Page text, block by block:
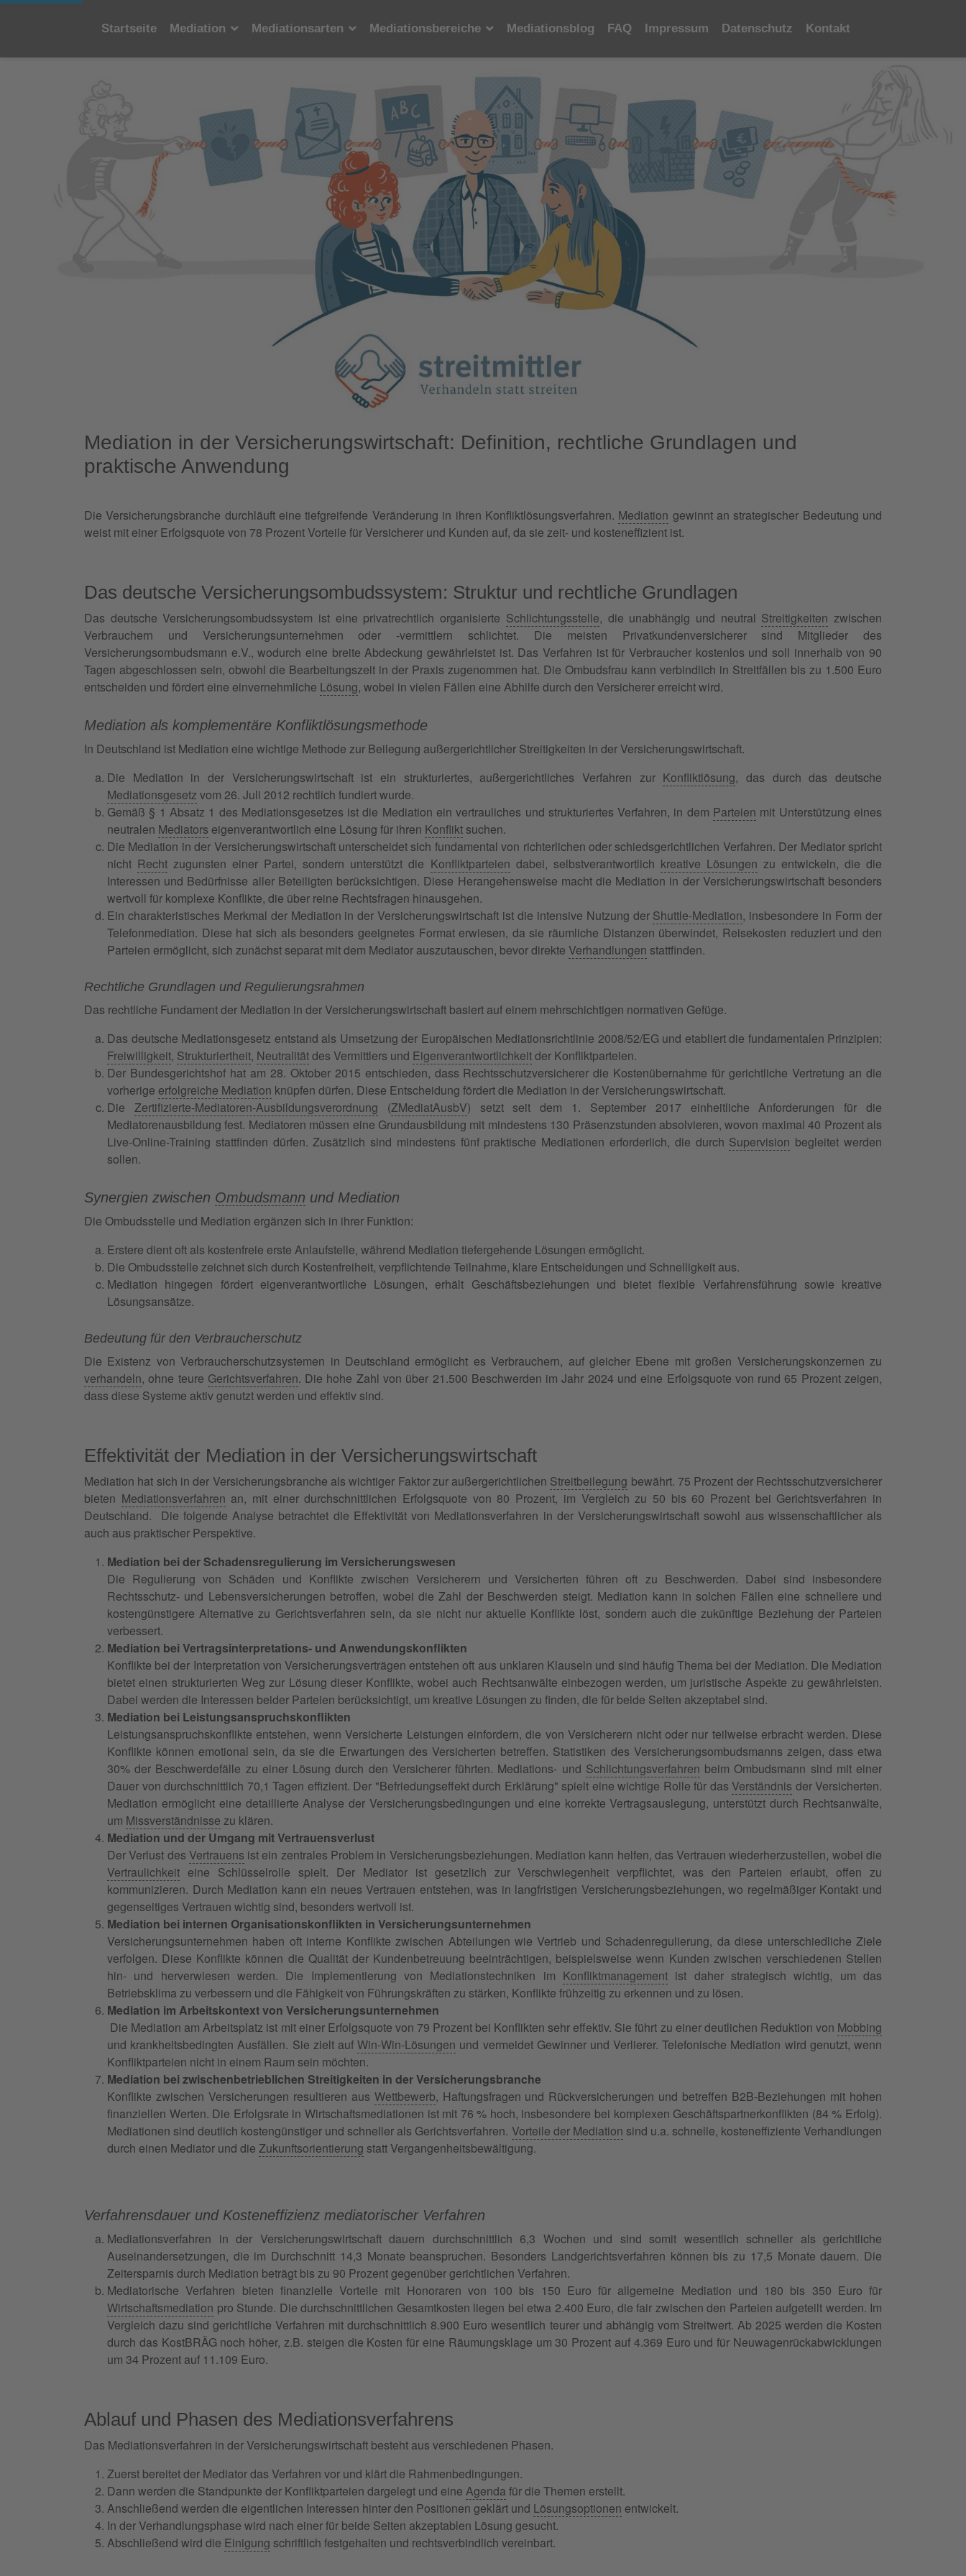
Startseite Mediation Mediationsarten Mediationsbereiche Mediationsblog FAQ Impressum Datenschutz Kontakt
Mediation in der Versicherungswirtschaft: Definition, rechtliche Grundlagen und
praktische Anwendung
Die Versicherungsbranche durchläuft eine tiefgreifende Veränderung in ihren Konfliktlösungsverfahren. Mediation gewinnt an strategischer Bedeutung und
weist mit einer Erfolgsquote von 78 Prozent Vorteile für Versicherer und Kunden auf, da sie zeit- und kosteneffizient ist.
Das deutsche Versicherungsombudssystem: Struktur und rechtliche Grundlagen
Das deutsche Versicherungsombudssystem ist eine privatrechtlich organisierte Schlichtungsstelle, die unabhängig und neutral Streitigkeiten zwischen
Verbrauchern und Versicherungsunternehmen oder -vermittlern schlichtet. Die meisten Privatkundenversicherer sind Mitglieder des
Versicherungsombudsmann e.V., wodurch eine breite Abdeckung gewährleistet ist. Das Verfahren ist für Verbraucher kostenlos und soll innerhalb von 90
Tagen abgeschlossen sein, obwohl die Bearbeitungszeit in der Praxis zugenommen hat. Die Ombudsfrau kann verbindlich in Streitfällen bis zu 1.500 Euro
entscheiden und fördert eine einvernehmliche Lösung, wobei in vielen Fällen eine Abhilfe durch den Versicherer erreicht wird.
Mediation als komplementäre Konfliktlösungsmethode
In Deutschland ist Mediation eine wichtige Methode zur Beilegung außergerichtlicher Streitigkeiten in der Versicherungswirtschaft.
Die Mediation in der Versicherungswirtschaft ist ein strukturiertes, außergerichtliches Verfahren zur Konfliktlösung, das durch das deutsche
Mediationsgesetz vom 26. Juli 2012 rechtlich fundiert wurde.
Gemäß § 1 Absatz 1 des Mediationsgesetzes ist die Mediation ein vertrauliches und strukturiertes Verfahren, in dem Parteien mit Unterstützung eines
neutralen Mediators eigenverantwortlich eine Lösung für ihren Konflikt suchen.
Die Mediation in der Versicherungswirtschaft unterscheidet sich fundamental von richterlichen oder schiedsgerichtlichen Verfahren. Der Mediator spricht
nicht Recht zugunsten einer Partei, sondern unterstützt die Konfliktparteien dabei, selbstverantwortlich kreative Lösungen zu entwickeln, die die
Interessen und Bedürfnisse aller Beteiligten berücksichtigen. Diese Herangehensweise macht die Mediation in der Versicherungswirtschaft besonders
wertvoll für komplexe Konflikte, die über reine Rechtsfragen hinausgehen.
Ein charakteristisches Merkmal der Mediation in der Versicherungswirtschaft ist die intensive Nutzung der Shuttle-Mediation, insbesondere in Form der
Telefonmediation. Diese hat sich als besonders geeignetes Format erwiesen, da sie räumliche Distanzen überwindet, Reisekosten reduziert und den
Parteien ermöglicht, sich zunächst separat mit dem Mediator auszutauschen, bevor direkte Verhandlungen stattfinden.
Rechtliche Grundlagen und Regulierungsrahmen
Das rechtliche Fundament der Mediation in der Versicherungswirtschaft basiert auf einem mehrschichtigen normativen Gefüge.
Das deutsche Mediationsgesetz entstand als Umsetzung der Europäischen Mediationsrichtlinie 2008/52/EG und etabliert die fundamentalen Prinzipien:
Freiwilligkeit, Strukturiertheit, Neutralitätdes Vermittlers und Eigenverantwortlichkeitder Konfliktparteien.
Der Bundesgerichtshof hat am 28. Oktober 2015 entschieden, dass Rechtsschutzversicherer die Kostenübernahme für gerichtliche Vertretung an die
vorherige erfolgreiche Mediation knüpfen dürfen. Diese Entscheidung fördert die Mediation in der Versicherungswirtschaft.
Die Zertifizierte-Mediatoren-Ausbildungsverordnung (ZMediatAusbV) setzt seit dem 1. September 2017 einheitliche Anforderungen für die
Mediatorenausbildung fest. Mediatoren müssen eine Grundausbildung mit mindestens 130 Präsenzstunden absolvieren, wovon maximal 40 Prozent als
Live-Online-Training stattfinden dürfen. Zusätzlich sind mindestens fünf praktische Mediationen erforderlich, die durch Supervision begleitet werden
sollen.
Synergien zwischen Ombudsmann und Mediation
Die Ombudsstelle und Mediation ergänzen sich in ihrer Funktion:
Erstere dient oft als kostenfreie erste Anlaufstelle, während Mediation tiefergehende Lösungen ermöglicht.
Die Ombudsstelle zeichnet sich durch Kostenfreiheit, verpflichtende Teilnahme, klare Entscheidungen und Schnelligkeit aus.
Mediation hingegen fördert eigenverantwortliche Lösungen, erhält Geschäftsbeziehungen und bietet flexible Verfahrensführung sowie kreative
Lösungsansätze.
Bedeutung für den Verbraucherschutz
Die Existenz von Verbraucherschutzsystemen in Deutschland ermöglicht es Verbrauchern, auf gleicher Ebene mit großen Versicherungskonzernen zu
verhandeln, ohne teure Gerichtsverfahren. Die hohe Zahl von über 21.500 Beschwerden im Jahr 2024 und eine Erfolgsquote von rund 65 Prozent zeigen,
dass diese Systeme aktiv genutzt werden und effektiv sind.
Effektivität der Mediation in der Versicherungswirtschaft
Mediation hat sich in der Versicherungsbranche als wichtiger Faktor zur außergerichtlichen Streitbeilegung bewährt. 75 Prozent der Rechtsschutzversicherer
bieten Mediationsverfahren an, mit einer durchschnittlichen Erfolgsquote von 80 Prozent, im Vergleich zu 50 bis 60 Prozent bei Gerichtsverfahren in
Deutschland. Die folgende Analyse betrachtet die Effektivität von Mediationsverfahren in der Versicherungswirtschaft sowohl aus wissenschaftlicher als
auch aus praktischer Perspektive.
Mediation bei der Schadensregulierung im Versicherungswesen
Die Regulierung von Schäden und Konflikte zwischen Versicherern und Versicherten führen oft zu Beschwerden. Dabei sind insbesondere
Rechtsschutz- und Lebensversicherungen betroffen, wobei die Zahl der Beschwerden steigt. Mediation kann in solchen Fällen eine schnellere und
kostengünstigere Alternative zu Gerichtsverfahren sein, da sie nicht nur aktuelle Konflikte löst, sondern auch die zukünftige Beziehung der Parteien
verbessert.
Mediation bei Vertragsinterpretations- und Anwendungskonflikten
Konflikte bei der Interpretation von Versicherungsverträgen entstehen oft aus unklaren Klauseln und sind häufig Thema bei der Mediation. Die Mediation
bietet einen strukturierten Weg zur Lösung dieser Konflikte, wobei auch Rechtsanwälte einbezogen werden, um juristische Aspekte zu gewährleisten.
Dabei werden die Interessen beider Parteien berücksichtigt, um kreative Lösungen zu finden, die für beide Seiten akzeptabel sind.
Mediation bei Leistungsanspruchskonflikten
Leistungsanspruchskonflikte entstehen, wenn Versicherte Leistungen einfordern, die von Versicherern nicht oder nur teilweise erbracht werden. Diese
Konflikte können emotional sein, da sie die Erwartungen des Versicherten betreffen. Statistiken des Versicherungsombudsmanns zeigen, dass etwa
30% der Beschwerdefälle zu einer Lösung durch den Versicherer führten. Mediations- und Schlichtungsverfahren beim Ombudsmann sind mit einer
Dauer von durchschnittlich 70,1 Tagen effizient. Der "Befriedungseffekt durch Erklärung" spielt eine wichtige Rolle für das Verständnis der Versicherten.
Mediation ermöglicht eine detaillierte Analyse der Versicherungsbedingungen und eine korrekte Vertragsauslegung, unterstützt durch Rechtsanwälte,
um Missverständnisse zu klären.
Mediation und der Umgang mit Vertrauensverlust
Der Verlust des Vertrauens ist ein zentrales Problem in Versicherungsbeziehungen. Mediation kann helfen, das Vertrauen wiederherzustellen, wobei die
Vertraulichkeit eine Schlüsselrolle spielt. Der Mediator ist gesetzlich zur Verschwiegenheit verpflichtet, was den Parteien erlaubt, offen zu
kommunizieren. Durch Mediation kann ein neues Vertrauen entstehen, was in langfristigen Versicherungsbeziehungen, wo regelmäßiger Kontakt und
gegenseitiges Vertrauen wichtig sind, besonders wertvoll ist.
Mediation bei internen Organisationskonflikten in Versicherungsunternehmen
Versicherungsunternehmen haben oft interne Konflikte zwischen Abteilungen wie Vertrieb und Schadenregulierung, da diese unterschiedliche Ziele
verfolgen. Diese Konflikte können die Qualität der Kundenbetreuung beeinträchtigen, beispielsweise wenn Kunden zwischen verschiedenen Stellen
hin- und herverwiesen werden. Die Implementierung von Mediationstechniken im Konfliktmanagement ist daher strategisch wichtig, um das
Betriebsklima zu verbessern und die Fähigkeit von Führungskräften zu stärken, Konflikte frühzeitig zu erkennen und zu lösen.
Mediation im Arbeitskontext von Versicherungsunternehmen
Die Mediation am Arbeitsplatz ist mit einer Erfolgsquote von 79 Prozent bei Konflikten sehr effektiv. Sie führt zu einer deutlichen Reduktion von Mobbing
und krankheitsbedingten Ausfällen. Sie zielt aufWin-Win-Lösungen und vermeidet Gewinner und Verlierer. Telefonische Mediation wird genutzt, wenn
Konfliktparteien nicht in einem Raum sein möchten.
Mediation bei zwischenbetrieblichen Streitigkeiten in der Versicherungsbranche
Konflikte zwischen Versicherungen resultieren aus Wettbewerb, Haftungsfragen und Rückversicherungen und betreffen B2B-Beziehungen mit hohen
finanziellen Werten. Die Erfolgsrate in Wirtschaftsmediationen ist mit 76 % hoch, insbesondere bei komplexen Geschäftspartnerkonflikten (84 % Erfolg).
Mediationen sind deutlich kostengünstiger und schneller als Gerichtsverfahren. Vorteile der Mediation sind u.a. schnelle, kosteneffiziente Verhandlungen
durch einen Mediator und die Zukunftsorientierung statt Vergangenheitsbewältigung.
Verfahrensdauer und Kosteneffizienz mediatorischer Verfahren
Mediationsverfahren in der Versicherungswirtschaft dauern durchschnittlich 6,3 Wochen und sind somit wesentlich schneller als gerichtliche
Auseinandersetzungen, die im Durchschnitt 14,3 Monate beanspruchen. Besonders Landgerichtsverfahren können bis zu 17,5 Monate dauern. Die
Zeitersparnis durch Mediation beträgt bis zu 90 Prozent gegenüber gerichtlichen Verfahren.
Mediatorische Verfahren bieten finanzielle Vorteile mit Honoraren von 100 bis 150 Euro für allgemeine Mediation und 180 bis 350 Euro für
Wirtschaftsmediation pro Stunde. Die durchschnittlichen Gesamtkosten liegen bei etwa 2.400 Euro, die fair zwischen den Parteien aufgeteilt werden. Im
Vergleich dazu sind gerichtliche Verfahren mit durchschnittlich 8.900 Euro wesentlich teurer und abhängig vom Streitwert. Ab 2025 werden die Kosten
durch das KostBRÄG noch höher, z.B. steigen die Kosten für eine Räumungsklage um 30 Prozent auf 4.369 Euro und für Neuwagenrückabwicklungen
um 34 Prozent auf 11.109 Euro.
Ablauf und Phasen des Mediationsverfahrens
Das Mediationsverfahren in der Versicherungswirtschaft besteht aus verschiedenen Phasen.
Zuerst bereitet der Mediator das Verfahren vor und klärt die Rahmenbedingungen.
Dann werden die Standpunkte der Konfliktparteien dargelegt und eine Agendafür die Themen erstellt.
Anschließend werden die eigentlichen Interessen hinter den Positionen geklärt und Lösungsoptionen entwickelt.
In der Verhandlungsphase wird nach einer für beide Seiten akzeptablen Lösung gesucht.
Abschließend wird die Einigung schriftlich festgehalten und rechtsverbindlich vereinbart.